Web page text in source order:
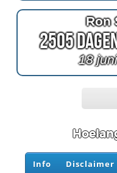
Ron
2505
18
Info Disclaimer